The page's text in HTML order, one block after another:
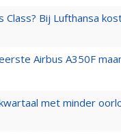
Class? Bij Lufthansa
Airbus A350F
met minder